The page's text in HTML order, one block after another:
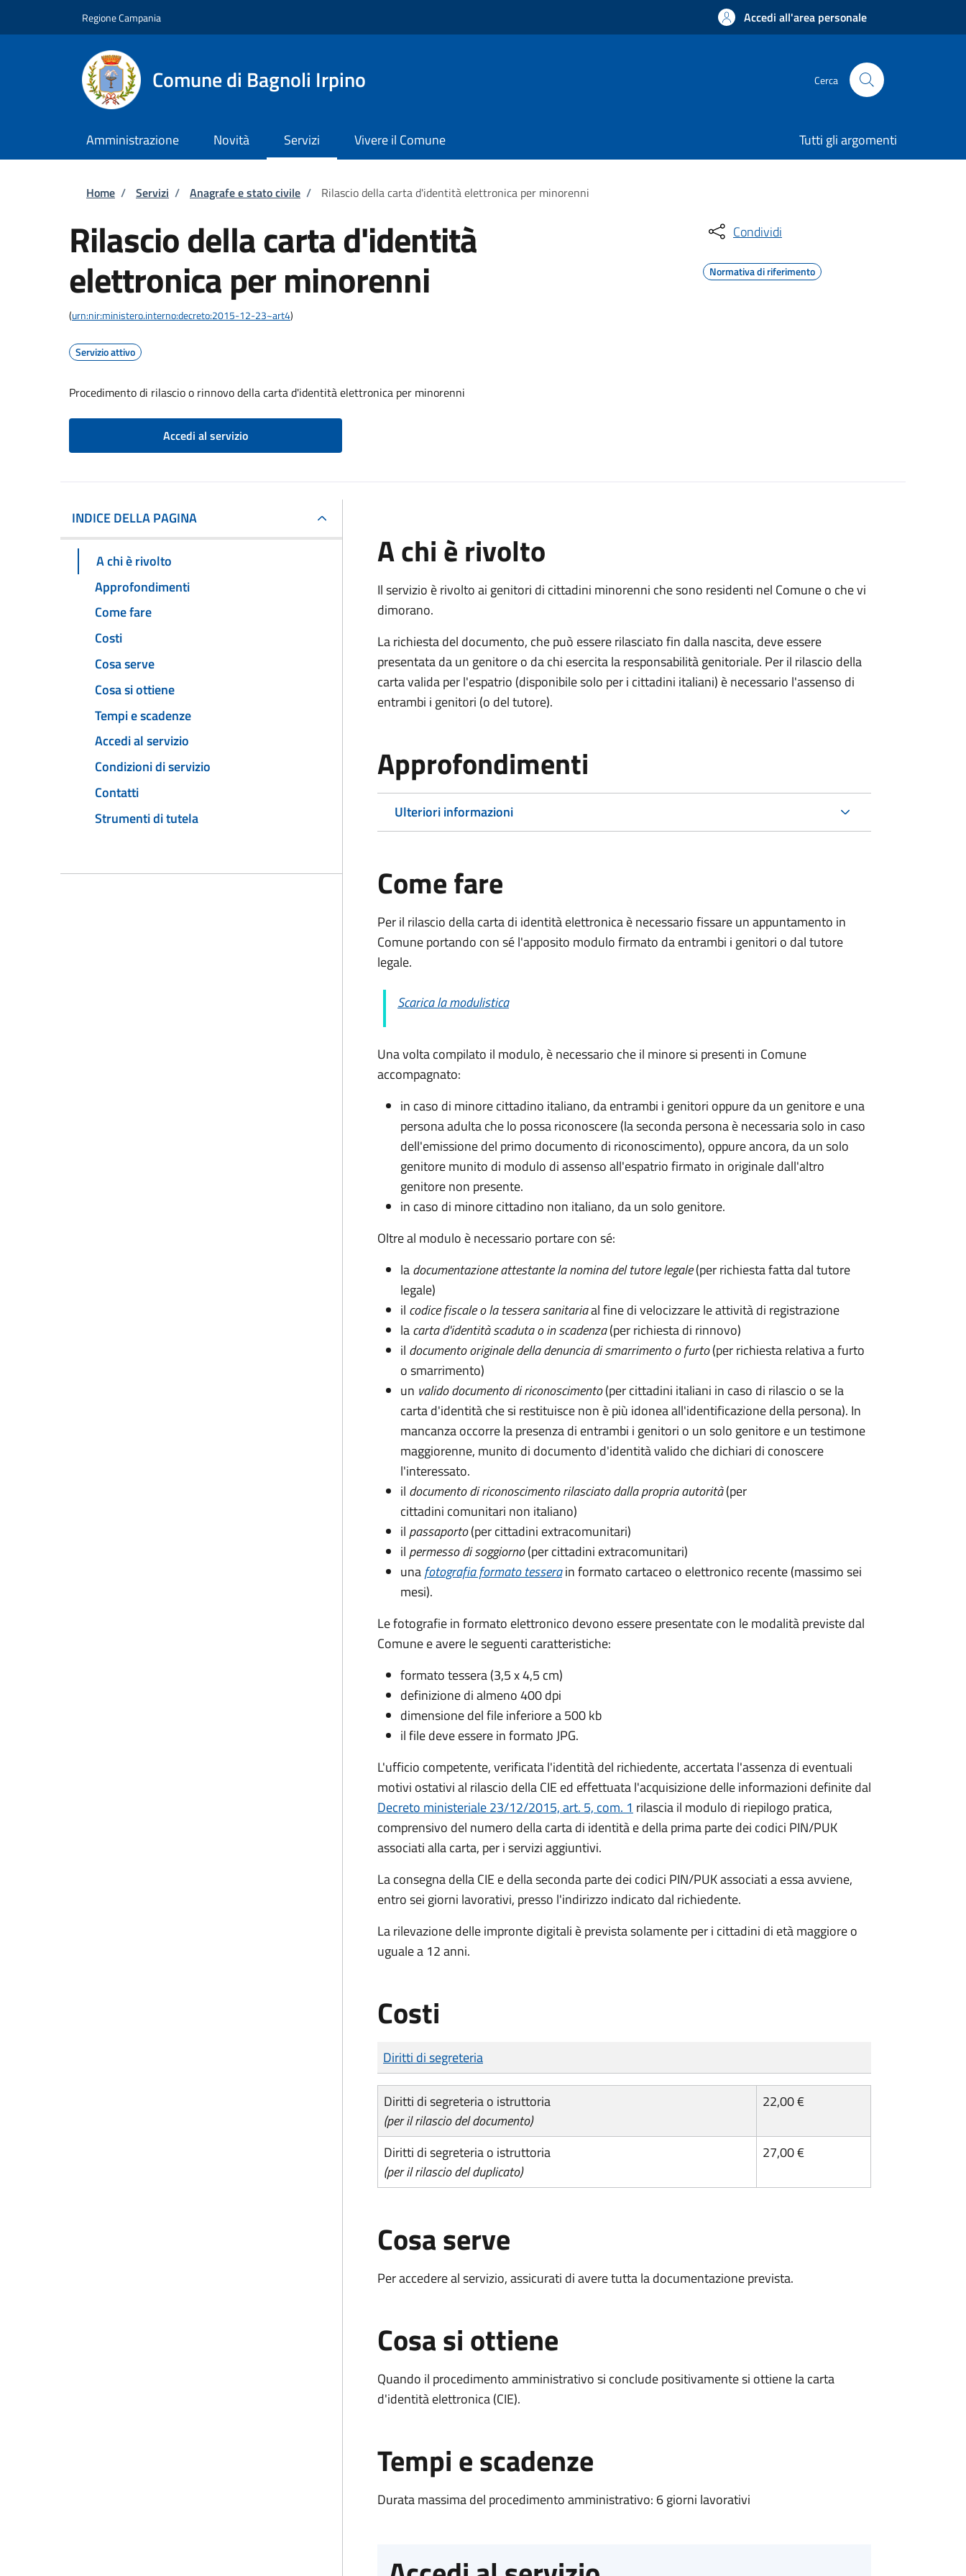
Regione Campania Accedi all'area personale
Comune di Bagnoli Irpino Cerca
Amministrazione Novità Servizi Vivere il Comune Tutti gli argomenti
Briciole di pane
Home / Servizi / Anagrafe e stato civile / Rilascio della carta d'identità elettronica per minorenni
Rilascio della carta d'identità
elettronica per minorenni
(urn:nir:ministero.interno:decreto:2015-12-23~art4)
Servizio attivo
Procedimento di rilascio o rinnovo della carta d'identità elettronica per minorenni
Accedi al servizio
Condividi
Normativa di riferimento
INDICE DELLA PAGINA
A chi è rivolto
Approfondimenti
Come fare
Costi
Cosa serve
Cosa si ottiene
Tempi e scadenze
Accedi al servizio
Condizioni di servizio
Contatti
Strumenti di tutela
A chi è rivolto
Il servizio è rivolto ai genitori di cittadini minorenni che sono residenti nel Comune o che vi
dimorano.
La richiesta del documento, che può essere rilasciato fin dalla nascita, deve essere
presentata da un genitore o da chi esercita la responsabilità genitoriale. Per il rilascio della
carta valida per l'espatrio (disponibile solo per i cittadini italiani) è necessario l'assenso di
entrambi i genitori (o del tutore).
Approfondimenti
Ulteriori informazioni
Come fare
Per il rilascio della carta di identità elettronica è necessario fissare un appuntamento in
Comune portando con sé l'apposito modulo firmato da entrambi i genitori o dal tutore
legale.
Scarica la modulistica
Una volta compilato il modulo, è necessario che il minore si presenti in Comune
accompagnato:
in caso di minore cittadino italiano, da entrambi i genitori oppure da un genitore e una
persona adulta che lo possa riconoscere (la seconda persona è necessaria solo in caso
dell'emissione del primo documento di riconoscimento), oppure ancora, da un solo
genitore munito di modulo di assenso all'espatrio firmato in originale dall'altro
genitore non presente.
in caso di minore cittadino non italiano, da un solo genitore.
Oltre al modulo è necessario portare con sé:
ladocumentazioneattestante la nomina del tutore legale(per richiesta fatta dal tutore
legale)
il codice fiscale o la tessera sanitariaal fine di velocizzare le attività di registrazione
lacarta d'identità scaduta o in scadenza(per richiesta di rinnovo)
il documento originale della denuncia di smarrimento o furto(per richiesta relativa a furto
o smarrimento)
un valido documento di riconoscimento(per cittadini italiani in caso di rilascio o se la
carta d'identità che si restituisce non è più idonea all'identificazione della persona). In
mancanza occorre la presenza di entrambi i genitori o un solo genitore e un testimone
maggiorenne, munito di documento d'identità valido che dichiari di conoscere
l'interessato.
il documento di riconoscimento rilasciato dalla propria autorità(per
cittadini comunitari non italiano)
il passaporto(per cittadini extracomunitari)
il permesso di soggiorno(per cittadini extracomunitari)
unafotografia formato tesserain formato cartaceo o elettronico recente (massimo sei
mesi).
Le fotografie in formato elettronico devono essere presentate con le modalità previste dal
Comune e avere le seguenti caratteristiche:
formato tessera (3,5 x 4,5 cm)
definizione di almeno 400 dpi
dimensione del file inferiore a 500 kb
il file deve essere in formato JPG.
L'ufficio competente, verificata l'identità del richiedente, accertata l'assenza di eventuali
motivi ostativi al rilascio della CIE ed effettuata l'acquisizione delle informazioni definite dal
Decreto ministeriale 23/12/2015, art. 5, com. 1 rilascia il modulo di riepilogo pratica,
comprensivo del numero della carta di identità e della prima parte dei codici PIN/PUK
associati alla carta, per i servizi aggiuntivi.
La consegna della CIE e della seconda parte dei codici PIN/PUK associati a essa avviene,
entro sei giorni lavorativi, presso l'indirizzo indicato dal richiedente.
La rilevazione delle impronte digitali è prevista solamente per i cittadini di età maggiore o
uguale a 12 anni.
Costi
Tipo di pagamento
Importo
Diritti di segreteria
Diritti di segreteria o istruttoria
(per il rilascio del documento)
22,00 €
Diritti di segreteria o istruttoria
(per il rilascio del duplicato)
27,00 €
Cosa serve
Per accedere al servizio, assicurati di avere tutta la documentazione prevista.
Cosa si ottiene
Quando il procedimento amministrativo si conclude positivamente si ottiene la carta
d'identità elettronica (CIE).
Tempi e scadenze
Durata massima del procedimento amministrativo: 6 giorni lavorativi